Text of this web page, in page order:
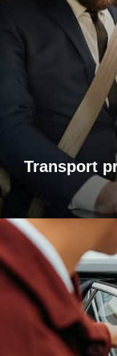
Transport
Je vous
contraintes.
ou bien un